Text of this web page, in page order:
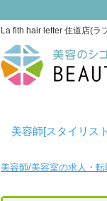
La fith hair letter 住道店(
美容師[スタイリス
美容師/美容室の求人・